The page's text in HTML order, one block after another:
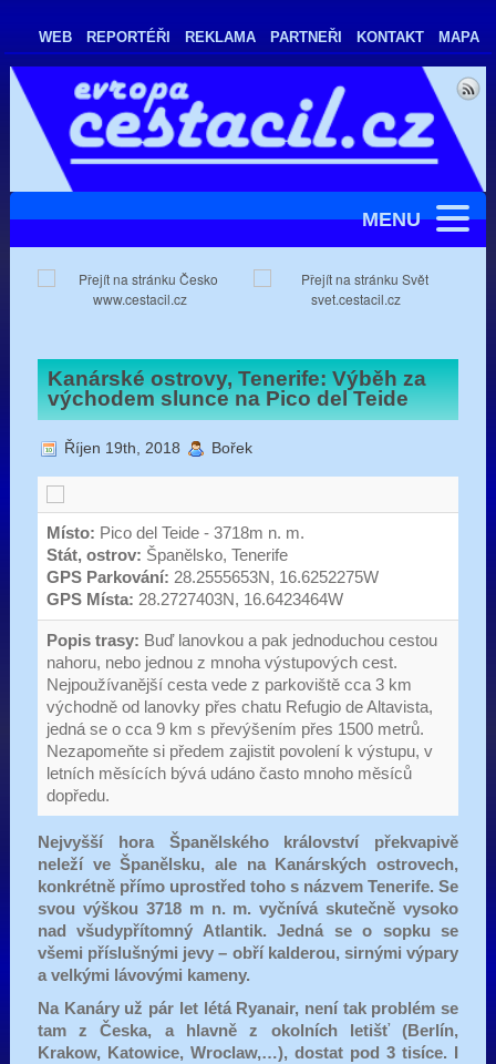
WEB REPORTÉŘI REKLAMA PARTNEŘI KONTAKT MAPA
MENU
www.cestacil.cz svet.cestacil.cz
Kanárské ostrovy, Tenerife: Výběh za
východem slunce na Pico del Teide
Říjen 19th, 2018 Bořek
Místo: Pico del Teide - 3718m n. m.
Stát, ostrov: Španělsko, Tenerife
GPS Parkování: 28.2555653N, 16.6252275W
GPS Místa: 28.2727403N, 16.6423464W
Popis trasy: Buď lanovkou a pak jednoduchou cestou
nahoru, nebo jednou z mnoha výstupových cest.
Nejpoužívanější cesta vede z parkoviště cca 3 km
východně od lanovky přes chatu Refugio de Altavista,
jedná se o cca 9 km s převýšením přes 1500 metrů.
Nezapomeňte si předem zajistit povolení k výstupu, v
letních měsících bývá udáno často mnoho měsíců
dopředu.
Nejvyšší hora Španělského království překvapivě
neleží ve Španělsku, ale na Kanárských ostrovech,
konkrétně přímo uprostřed toho s názvem Tenerife. Se
svou výškou 3718 m n. m. vyčnívá skutečně vysoko
nad všudypřítomný Atlantik. Jedná se o sopku se
všemi příslušnými jevy – obří kalderou, sirnými výpary
a velkými lávovými kameny.
Na Kanáry už pár let létá Ryanair, není tak problém se
tam z Česka, a hlavně z okolních letišť (Berlín,
Krakow, Katowice, Wroclaw,…), dostat pod 3 tisíce. I